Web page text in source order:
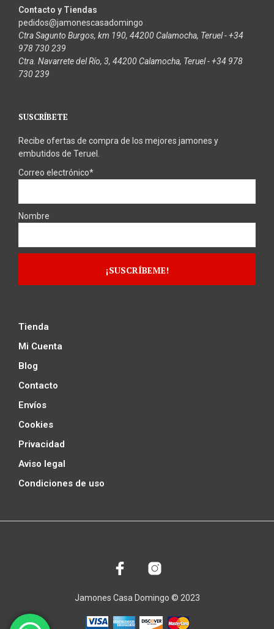
Contacto y Tiendas
pedidos@jamonescasadomingo
Ctra Sagunto Burgos, km 190, 44200 Calamocha, Teruel - +34
978 730 239
Ctra. Navarrete del Río, 3, 44200 Calamocha, Teruel - +34 978
730 239
SUSCRÍBETE
Recibe ofertas de compra de los mejores jamones y
embutidos de Teruel.
Correo electrónico*
Nombre
Tienda
Mi Cuenta
Blog
Contacto
Envíos
Cookies
Privacidad
Aviso legal
Condiciones de uso
Jamones Casa Domingo © 2023